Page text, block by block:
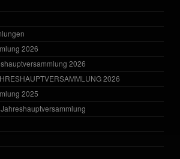
2026
2026
2026
2025